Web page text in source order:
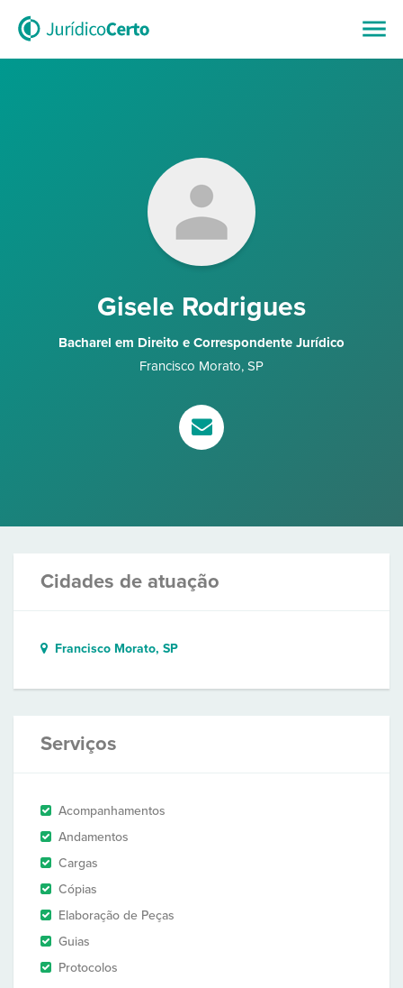
Gisele Rodrigues
Bacharel em Direito e Correspondente Jurídico
Francisco Morato, SP
Cidades de atuação
Francisco Morato, SP
Serviços
Acompanhamentos
Andamentos
Cargas
Cópias
Elaboração de Peças
Guias
Protocolos